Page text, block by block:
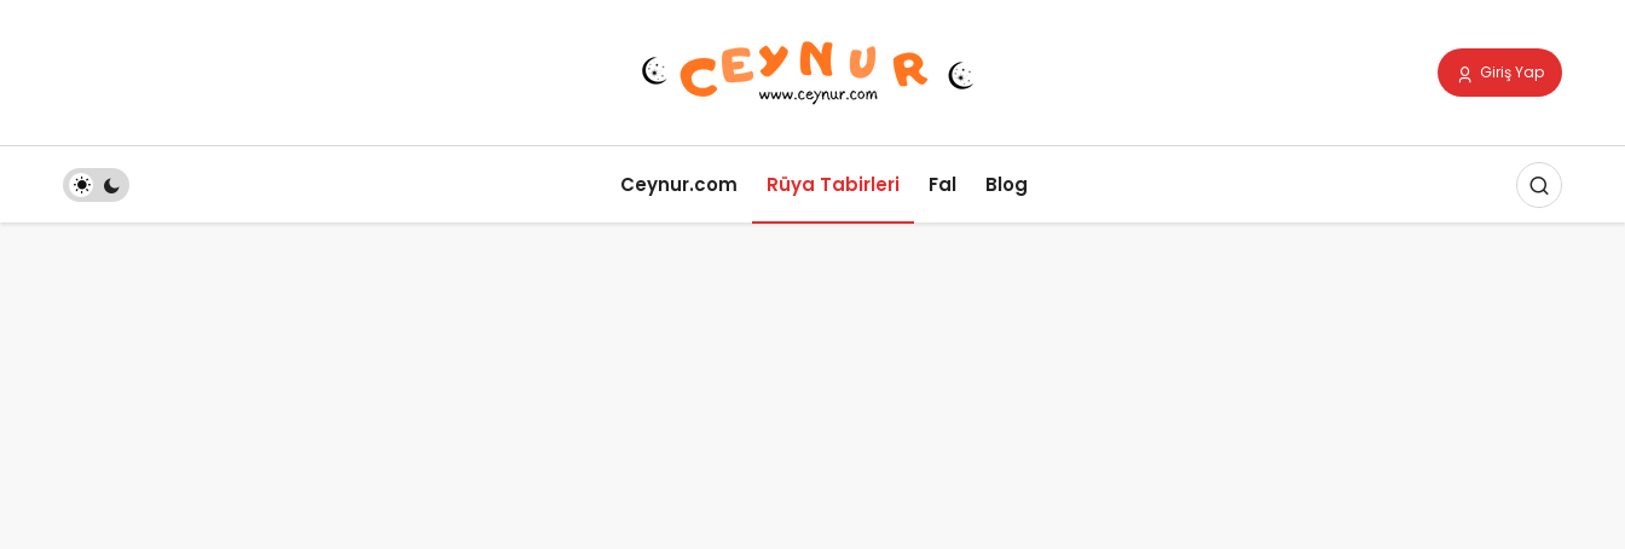
Giriş Yap
Ceynur.com Rüya Tabirleri Fal Blog